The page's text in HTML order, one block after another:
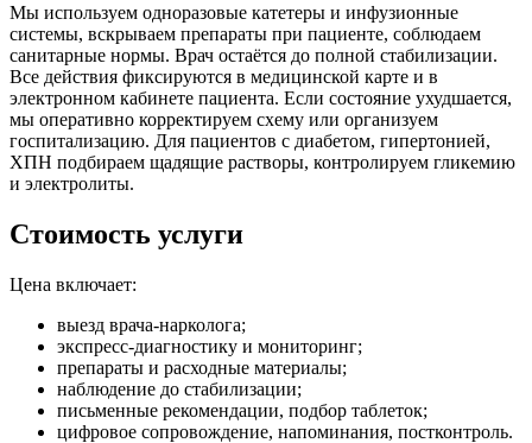
Мы используем одноразовые катетеры и инфузионные
системы, вскрываем препараты при пациенте, соблюдаем
санитарные нормы. Врач остаётся до полной стабилизации.
Все действия фиксируются в медицинской карте и в
электронном кабинете пациента. Если состояние ухудшается,
мы оперативно корректируем схему или организуем
госпитализацию. Для пациентов с диабетом, гипертонией,
ХПН подбираем щадящие растворы, контролируем гликемию
и электролиты.
Стоимость услуги
Цена включает:
выезд врача-нарколога;
экспресс-диагностику и мониторинг;
препараты и расходные материалы;
наблюдение до стабилизации;
письменные рекомендации, подбор таблеток;
цифровое сопровождение, напоминания, постконтроль.